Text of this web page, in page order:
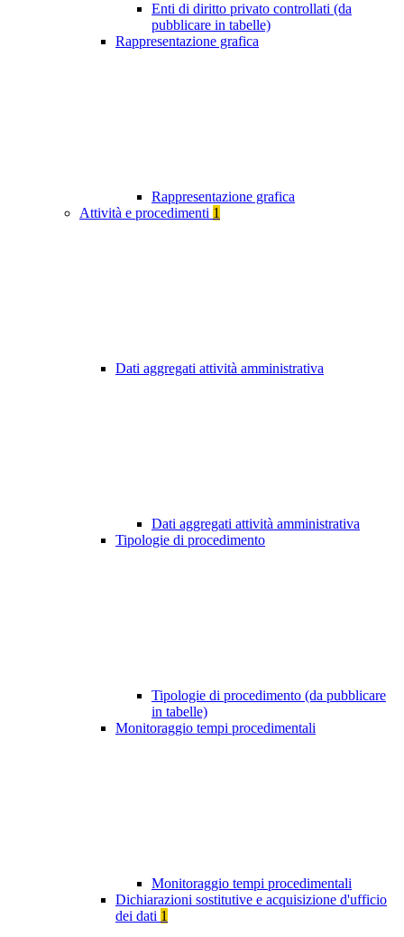
Enti di diritto privato controllati (da
pubblicare in tabelle)
Rappresentazione grafica
Rappresentazione grafica
Attività e procedimenti 1
Dati aggregati attività amministrativa
Dati aggregati attività amministrativa
Tipologie di procedimento
Tipologie di procedimento (da pubblicare
in tabelle)
Monitoraggio tempi procedimentali
Monitoraggio tempi procedimentali
Dichiarazioni sostitutive e acquisizione d'ufficio
dei dati 1